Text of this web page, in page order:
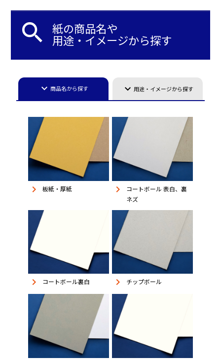
search 紙の商品名や
用途・イメージから探す
keyboard_arrow_down 商品名から探す keyboard_arrow_down用途・イメージから探す
keyboard_arrow_right 板紙・厚紙 keyboard_arrow_right
コートボール 表白、裏
ネズ
keyboard_arrow_right コートボール裏白 keyboard_arrow_right チップボール